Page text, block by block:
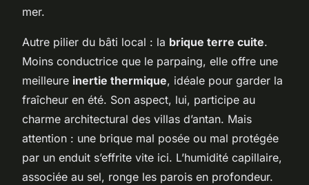
mer.
Autre pilier du bâti local : la brique terre cuite.
Moins conductrice que le parpaing, elle offre une
meilleure inertie thermique, idéale pour garder la
fraîcheur en été. Son aspect, lui, participe au
charme architectural des villas d’antan. Mais
attention : une brique mal posée ou mal protégée
par un enduit s’effrite vite ici. L’humidité capillaire,
associée au sel, ronge les parois en profondeur.